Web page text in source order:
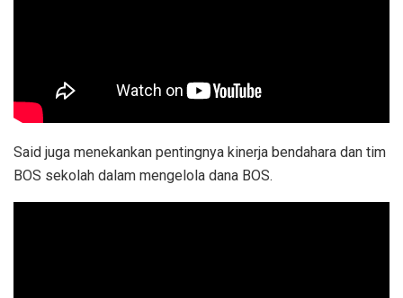
Said juga menekankan pentingnya kinerja bendahara dan tim
BOS sekolah dalam mengelola dana BOS.